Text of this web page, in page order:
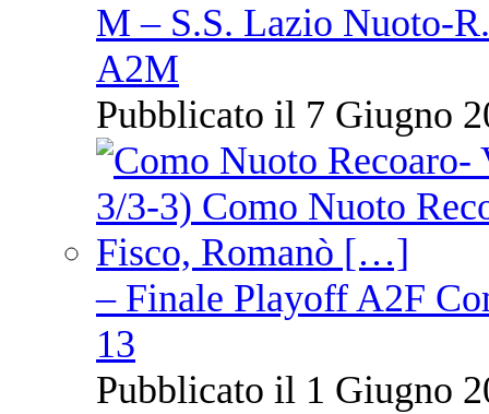
M – S.S. Lazio Nuoto-
A2M
Pubblicato il 7 Giugno
– Finale Playoff A2F
13
Pubblicato il 1 Giugno